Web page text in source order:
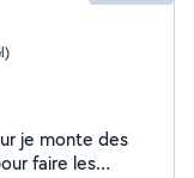
je monte des
faire les